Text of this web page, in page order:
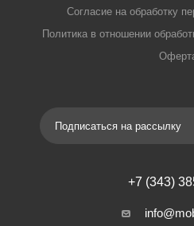
Согласие на обработку
Политика в отношении
Подписаться на рассылку
+7 (343)